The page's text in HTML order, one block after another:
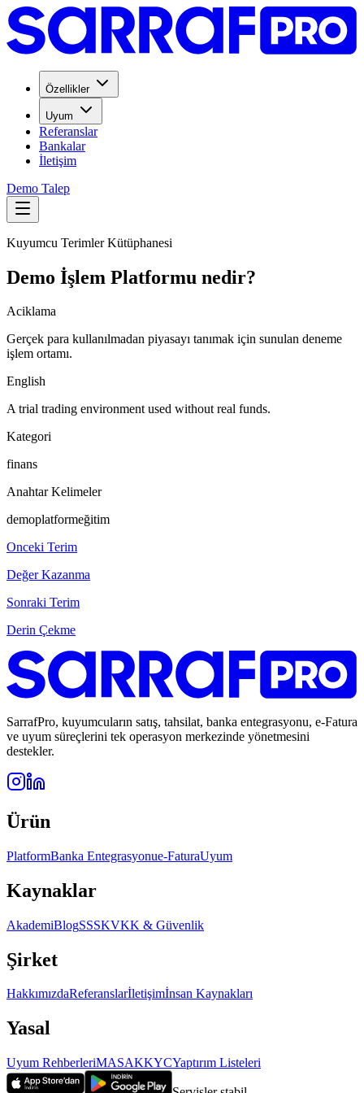
Özellikler
Uyum
Referanslar
Bankalar
İletişim
Demo Talep
Kuyumcu Terimler Kütüphanesi
Demo İşlem Platformu nedir?
Aciklama
Gerçek para kullanılmadan piyasayı tanımak için sunulan deneme
işlem ortamı.
English
A trial trading environment used without real funds.
Kategori
finans
Anahtar Kelimeler
demoplatformeğitim
Onceki Terim
Değer Kazanma
Sonraki Terim
Derin Çekme
SarrafPro, kuyumcuların satış, tahsilat, banka entegrasyonu, e-Fatura
ve uyum süreçlerini tek operasyon merkezinde yönetmesini
destekler.
Ürün
PlatformBanka Entegrasyonue-FaturaUyum
Kaynaklar
AkademiBlogSSSKVKK & Güvenlik
Şirket
HakkımızdaReferanslarİletişimİnsan Kaynakları
Yasal
Uyum RehberleriMASAKKYCYaptırım Listeleri